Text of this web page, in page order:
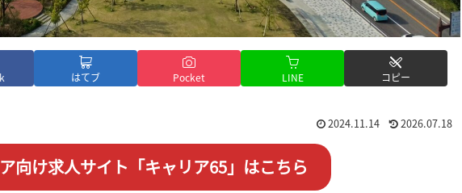
はてブ Pocket LINE コピー
2024.11.14 2026.07.18
向け求人サイト「キャリア65」はこちら